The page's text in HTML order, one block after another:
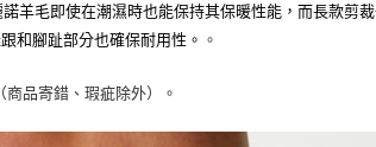
羊毛即使在潮濕時也能保持其保暖性能，而長款剪
和腳趾部分也確保耐用性。 。
品寄錯、瑕疵除外） 。